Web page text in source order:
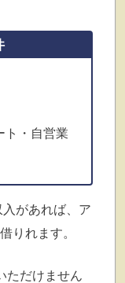
ト・自営業
があれば、ア
りれます。
だけません